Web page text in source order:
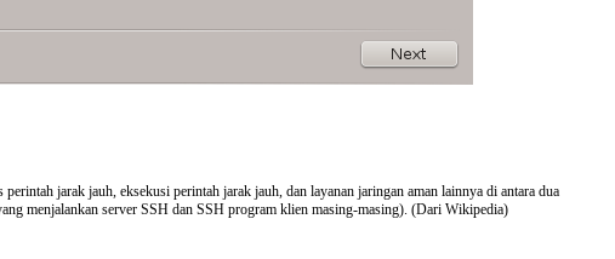
jarak jauh, eksekusi perintah jarak jauh, dan layanan jaringan aman lainnya di antara dua
menjalankan server SSH dan SSH program klien masing-masing). (Dari Wikipedia)